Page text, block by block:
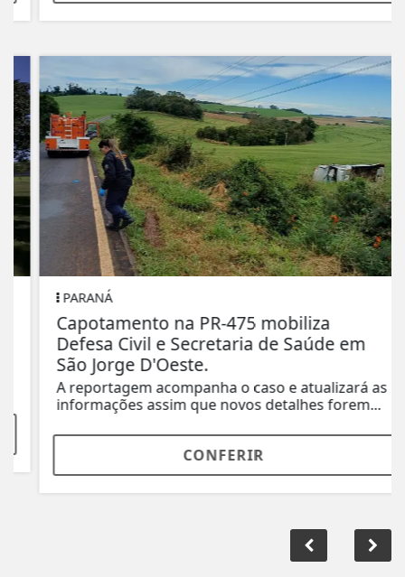
PARANÁ
Capotamento na PR-475 mobiliza
Defesa Civil e Secretaria de Saúde em
São Jorge D'Oeste.
A reportagem acompanha o caso e atualizará as
informações assim que novos detalhes forem...
CONFERIR